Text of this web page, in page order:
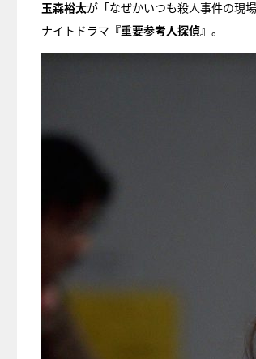
玉森裕太が「なぜかいつも殺人事件の現
ナイトドラマ 『重要参考人探偵』 。